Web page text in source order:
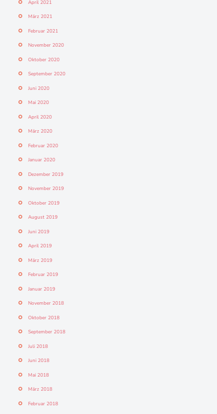
April 2021
März 2021
Februar 2021
November 2020
Oktober 2020
September 2020
Juni 2020
Mai 2020
April 2020
März 2020
Februar 2020
Januar 2020
Dezember 2019
November 2019
Oktober 2019
August 2019
Juni 2019
April 2019
März 2019
Februar 2019
Januar 2019
November 2018
Oktober 2018
September 2018
Juli 2018
Juni 2018
Mai 2018
März 2018
Februar 2018